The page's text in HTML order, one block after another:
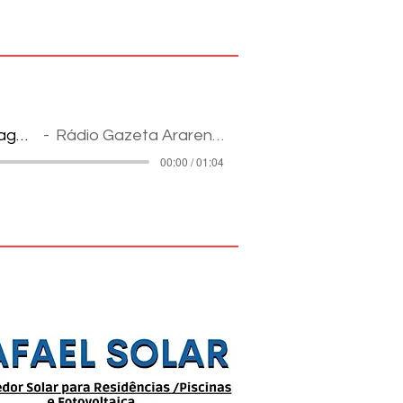
na Internet: informação e
Reportagem Rádio Gazeta Ararense
00:00 / 01:04